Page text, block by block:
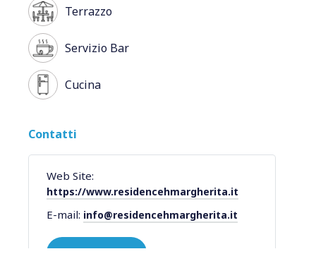
Terrazzo
Servizio Bar
Cucina
Contatti
Web Site:
https://www.residencehmargherita.it
E-mail: info@residencehmargherita.it
PRENOTA ORA